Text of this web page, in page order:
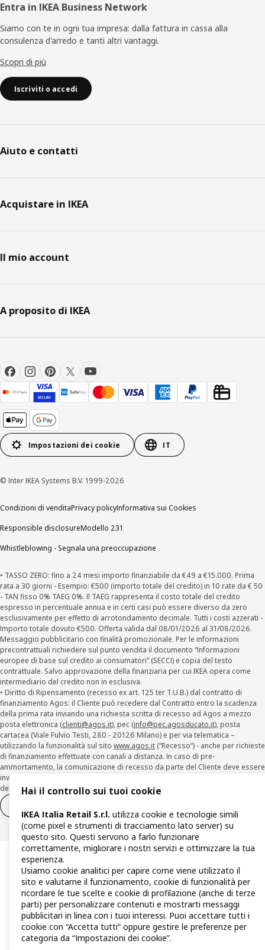
Entra in IKEA Business Network
Siamo con te in ogni tua impresa: dalla fattura in cassa alla
consulenza d'arredo e tanti altri vantaggi.
Scopri di più
Iscriviti o accedi
Aiuto e contatti
Acquistare in IKEA
Il mio account
A proposito di IKEA
Impostazioni dei cookie IT
© Inter IKEA Systems B.V. 1999-2026
Condizioni di venditaPrivacy policyInformativa sui Cookies
Responsible disclosureModello 231
Whistleblowing - Segnala una preoccupazione
• TASSO ZERO: fino a 24 mesi importo finanziabile da €49 a €15.000. Prima
rata a 30 giorni - Esempio: €500 (importo totale del credito) in 10 rate da € 50
- TAN fisso 0% TAEG 0%. Il TAEG rappresenta il costo totale del credito
espresso in percentuale annua e in certi casi può essere diverso da zero
esclusivamente per effetto di arrotondamento decimale. Tutti i costi azzerati -
Importo totale dovuto €500. Offerta valida dal 08/01/2026 al 31/08/2026.
Messaggio pubblicitario con finalità promozionale. Per le informazioni
precontrattuali richiedere sul punto vendita il documento “Informazioni
europee di base sul credito ai consumatori” (SECCI) e copia del testo
contrattuale. Salvo approvazione della finanziaria per cui IKEA opera come
intermediario del credito non in esclusiva.
• Diritto di Ripensamento (recesso ex art. 125 ter T.U.B.) dal contratto di
finanziamento Agos: il Cliente può recedere dal Contratto entro la scadenza
della prima rata inviando una richiesta scritta di recesso ad Agos a mezzo
posta elettronica (clienti@agos.it), pec (info@pec.agosducato.it), posta
cartacea (Viale Fulvio Testi, 280 - 20126 Milano) e per via telematica –
utilizzando la funzionalità sul sito www.agos.it (“Recesso”) - anche per richieste
di finanziamento effettuate con canali a distanza. In caso di pre-
ammortamento, la comunicazione di recesso da parte del Cliente deve essere
inviata, con le modalità di cui sopra entro 30 giorni dalla data di accettazione
della richiesta di finanziamento.
Hai il controllo sui tuoi cookie
IKEA Italia Retail S.r.l. utilizza cookie e tecnologie simili
(come pixel e strumenti di tracciamento lato server) su
questo sito. Questi servono a farlo funzionare
correttamente, migliorare i nostri servizi e ottimizzare la tua
esperienza.
Usiamo cookie analitici per capire come viene utilizzato il
sito e valutarne il funzionamento, cookie di funzionalità per
ricordare le tue scelte e cookie di profilazione (anche di terze
parti) per personalizzare contenuti e mostrarti messaggi
pubblicitari in linea con i tuoi interessi. Puoi accettare tutti i
cookie con “Accetta tutti” oppure gestire le preferenze per
categoria da “Impostazioni dei cookie”.